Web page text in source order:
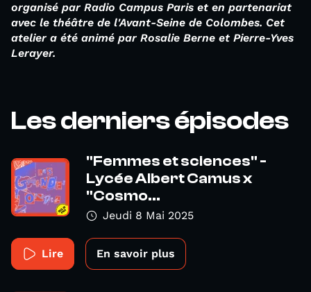
organisé par Radio Campus Paris et en partenariat
avec le théâtre de l'Avant-Seine de Colombes. Cet
atelier a été animé par Rosalie Berne et Pierre-Yves
Lerayer.
Les derniers épisodes
"Femmes et sciences" -
Lycée Albert Camus x
"Cosmo...
Jeudi 8 Mai 2025
Lire En savoir plus